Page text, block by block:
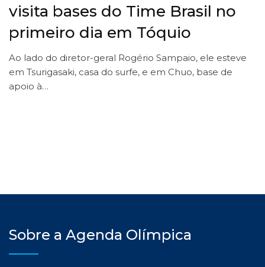
visita bases do Time Brasil no
primeiro dia em Tóquio
Ao lado do diretor-geral Rogério Sampaio, ele esteve
em Tsurigasaki, casa do surfe, e em Chuo, base de
apoio à…
Sobre a Agenda Olímpica